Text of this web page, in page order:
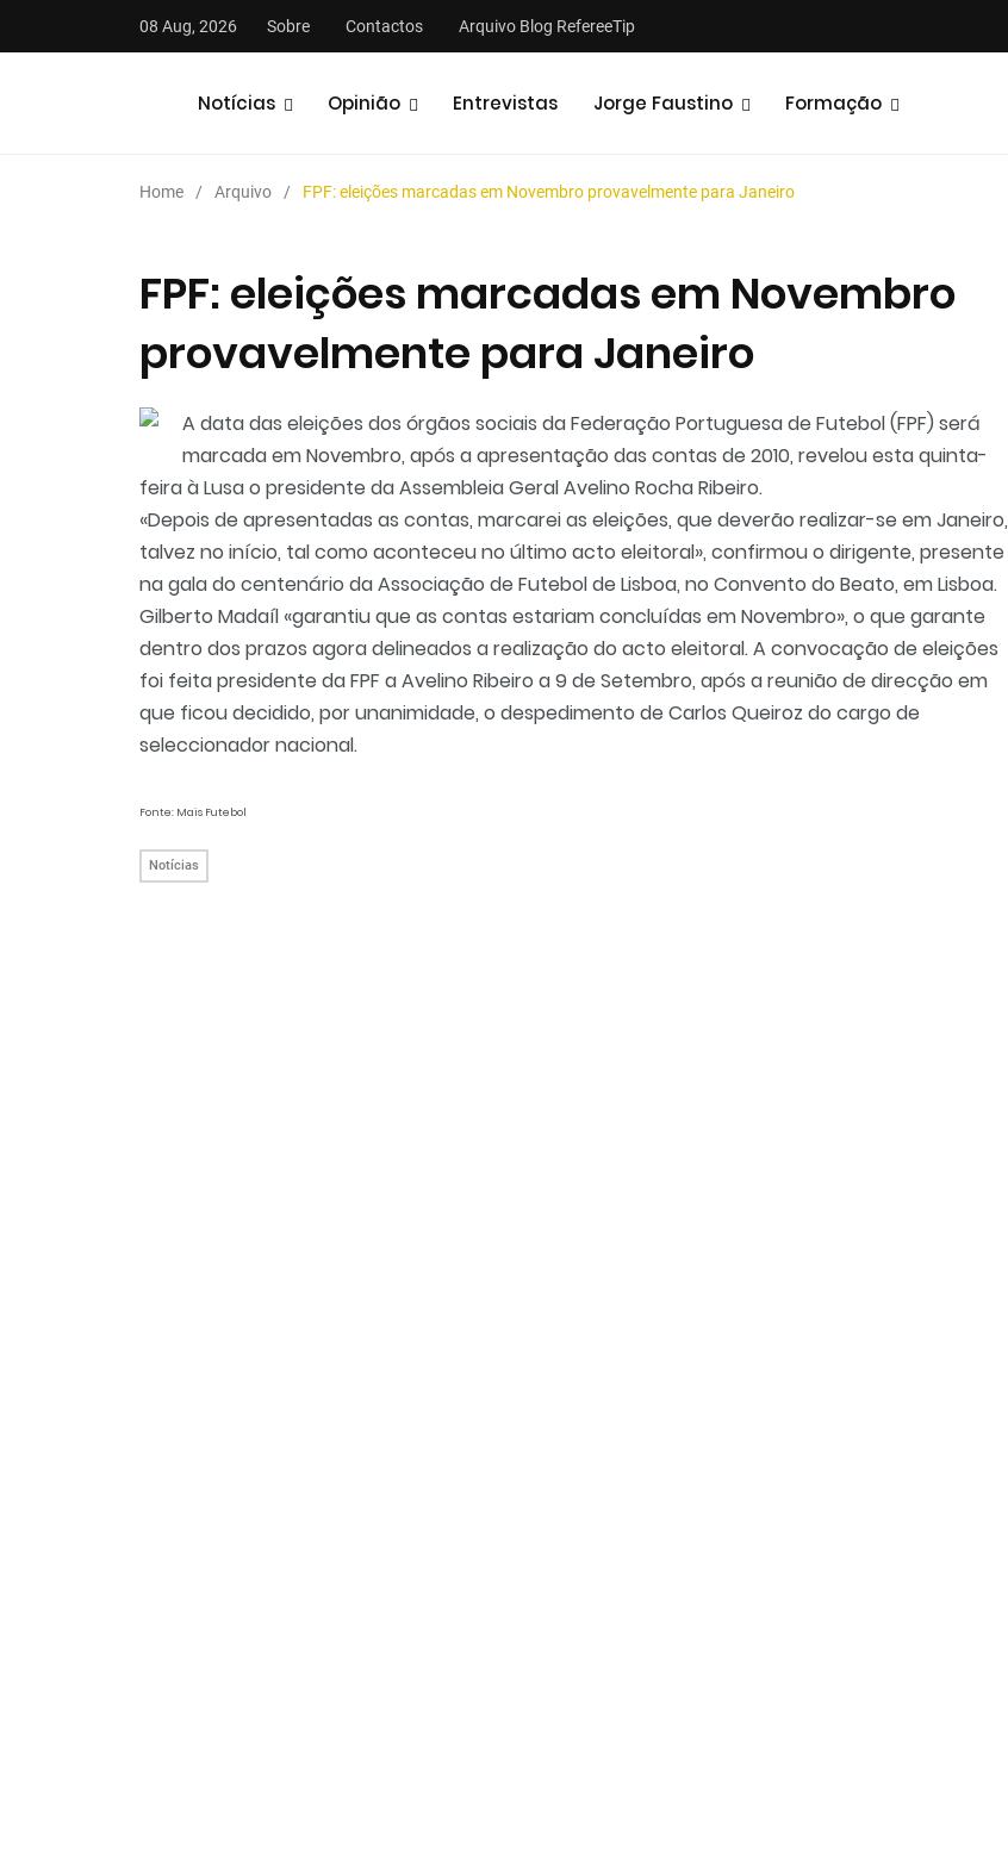
08 Aug, 2026 Sobre Contactos Arquivo Blog RefereeTip
Notícias Opinião Entrevistas Jorge Faustino Formação
Home Arquivo FPF: eleições marcadas em Novembro provavelmente para Janeiro
FPF: eleições marcadas em Novembro
provavelmente para Janeiro
A data das eleições dos órgãos sociais da Federação Portuguesa de Futebol (FPF) será
marcada em Novembro, após a apresentação das contas de 2010, revelou esta quinta-
feira à Lusa o presidente da Assembleia Geral Avelino Rocha Ribeiro.
«Depois de apresentadas as contas, marcarei as eleições, que deverão realizar-se em Janeiro,
talvez no início, tal como aconteceu no último acto eleitoral», confirmou o dirigente, presente
na gala do centenário da Associação de Futebol de Lisboa, no Convento do Beato, em Lisboa.
Gilberto Madaíl «garantiu que as contas estariam concluídas em Novembro», o que garante
dentro dos prazos agora delineados a realização do acto eleitoral. A convocação de eleições
foi feita presidente da FPF a Avelino Ribeiro a 9 de Setembro, após a reunião de direcção em
que ficou decidido, por unanimidade, o despedimento de Carlos Queiroz do cargo de
seleccionador nacional.
Fonte: Mais Futebol
Notícias